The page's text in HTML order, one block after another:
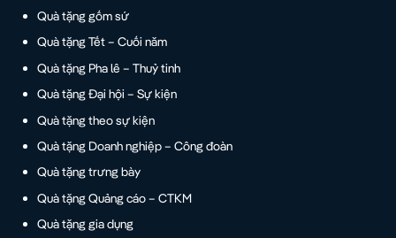
Quà tặng gốm sứ
Quà tặng Tết – Cuối năm
Quà tặng Pha lê – Thuỷ tinh
Quà tặng Đại hội – Sự kiện
Quà tặng theo sự kiện
Quà tặng Doanh nghiệp – Công đoàn
Quà tặng trưng bày
Quà tặng Quảng cáo – CTKM
Quà tặng gia dụng